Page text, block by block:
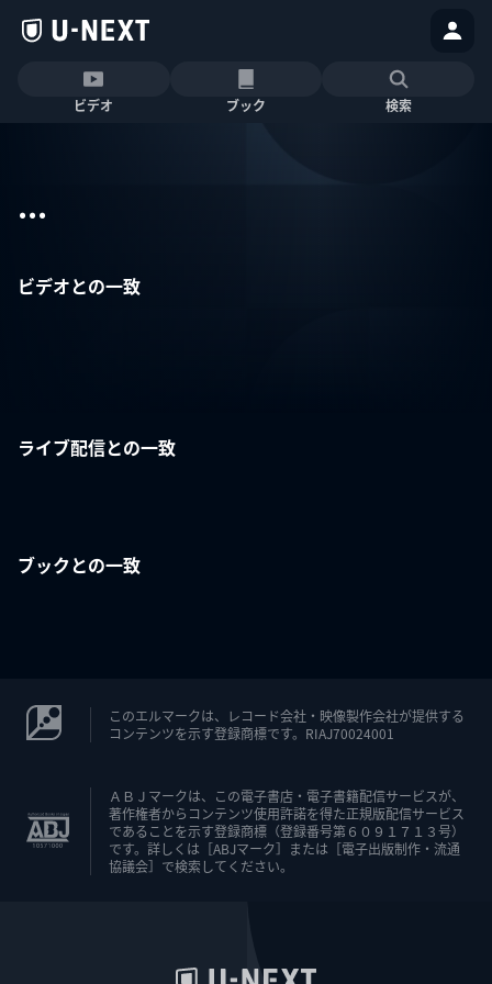
ビデオ ブック 検索
...
ビデオとの一致
ライブ配信との一致
ブックとの一致
このエルマークは、レコード会社・映像製作会社が提供する
コンテンツを示す登録商標です。RIAJ70024001
ＡＢＪマークは、この電子書店・電子書籍配信サービスが、
著作権者からコンテンツ使用許諾を得た正規版配信サービス
であることを示す登録商標（登録番号第６０９１７１３号）
です。詳しくは［ABJマーク］または［電子出版制作・流通
協議会］で検索してください。